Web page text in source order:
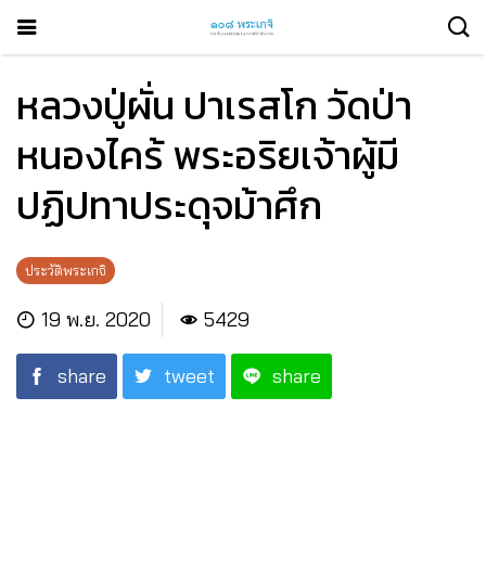
หลวงปู่ผั่น ปาเรสโก วัดป่า
หนองไคร้ พระอริยเจ้าผู้มี
ปฏิปทาประดุจม้าศึก
ประวัติพระเกจิ
19 พ.ย. 2020 5429
share tweet share